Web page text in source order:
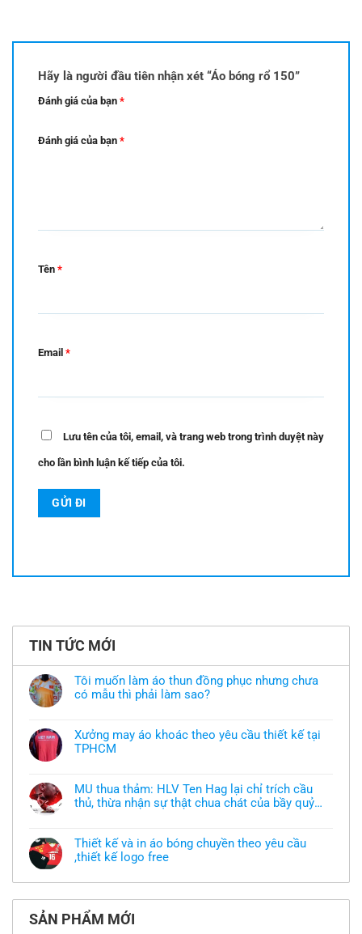
Hãy là người đầu tiên nhận xét “Áo bóng rổ 150”
Đánh giá của bạn *
Đánh giá của bạn *
Tên *
Email *
Lưu tên của tôi, email, và trang web trong trình duyệt này
cho lần bình luận kế tiếp của tôi.
TIN TỨC MỚI
Tôi muốn làm áo thun đồng phục nhưng chưa
có mẫu thì phải làm sao?
bình
luận
ở
áo
thun
đồng
chưa
có
mẫu
thì
làm
Xưởng may áo khoác theo yêu cầu thiết kế tại
TPHCM
bình
luận
ở
khoác
theo
yêu
thiết
tại
TPHCM
MU thua thảm: HLV Ten Hag lại chỉ trích cầu
thủ, thừa nhận sự thật chua chát của bầy quỷ
bình
luận
ở
thảm:
Hag
lại
Thiết kế và in áo bóng chuyền theo yêu cầu
,thiết kế logo free
có
luận
Thiết
SẢN PHẨM MỚI